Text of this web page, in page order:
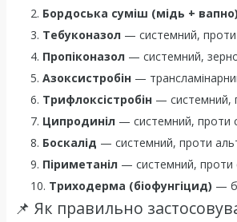
Бордоська суміш (мідь + вапно)
Тебуконазол — системний, проти
Пропіконазол — системний,
Азоксистробін —
Трифлоксістробін — системний,
Ципродиніл — системний, проти
Боскалід — системний, проти
Піриметаніл — системний, проти
Триходерма (біофунгіцид) —
📌 Як правильно